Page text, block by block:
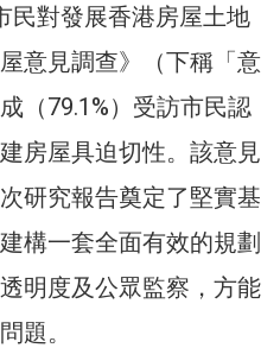
民對發展香港房屋土地
意見調查》（下稱「意
（79.1%）受訪市民認
房屋具迫切性。該意見
研究報告奠定了堅實基
構一套全面有效的規劃
明度及公眾監察，方能
題。